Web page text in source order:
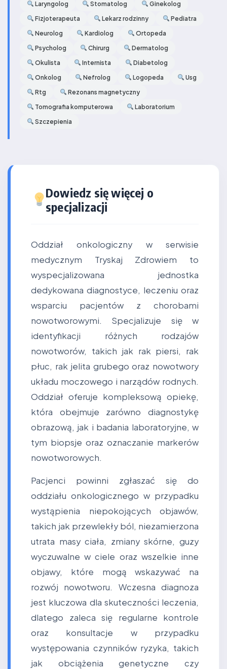
Laryngolog Stomatolog
Ginekolog
Fizjoterapeuta
Lekarz rodzinny
Pediatra
Neurolog
Kardiolog
Ortopeda
Psycholog
Chirurg
Dermatolog
Okulista
Internista
Diabetolog
Onkolog
Nefrolog Logopeda
Usg
Rtg
Rezonans magnetyczny
Tomografia komputerowa
Laboratorium
Szczepienia
Dowiedz się więcej o
specjalizacji
Oddział onkologiczny w serwisie
medycznym Tryskaj Zdrowiem to
wyspecjalizowana jednostka
dedykowana diagnostyce, leczeniu oraz
wsparciu pacjentów z chorobami
nowotworowymi. Specjalizuje się w
identyfikacji różnych rodzajów
nowotworów, takich jak rak piersi, rak
płuc, rak jelita grubego oraz nowotwory
układu moczowego i narządów rodnych.
Oddział oferuje kompleksową opiekę,
która obejmuje zarówno diagnostykę
obrazową, jak i badania laboratoryjne, w
tym biopsje oraz oznaczanie markerów
nowotworowych.
Pacjenci powinni zgłaszać się do
oddziału onkologicznego w przypadku
wystąpienia niepokojących objawów,
takich jak przewlekły ból, niezamierzona
utrata masy ciała, zmiany skórne, guzy
wyczuwalne w ciele oraz wszelkie inne
objawy, które mogą wskazywać na
rozwój nowotworu. Wczesna diagnoza
jest kluczowa dla skuteczności leczenia,
dlatego zaleca się regularne kontrole
oraz konsultacje w przypadku
występowania czynników ryzyka, takich
jak obciążenia genetyczne czy